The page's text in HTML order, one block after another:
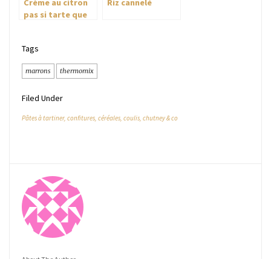
Crème au citron
pas si tarte que
Riz cannelé
Tags
marrons thermomix
Filed Under
Pâtes à tartiner, confitures, céréales, coulis, chutney & co